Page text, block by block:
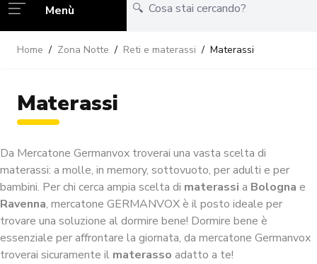
Menù
Home / Zona Notte / Reti e materassi / Materassi
Materassi
Da Mercatone Germanvox troverai una vasta scelta di
materassi: a molle, in memory, sottovuoto, per adulti e per
bambini. Per chi cerca ampia scelta di materassi a Bologna e
Ravenna, mercatone GERMANVOX è il posto ideale per
trovare una soluzione al dormire bene! Dormire bene è
essenziale per affrontare la giornata, da mercatone Germanvox
troverai sicuramente il materasso adatto a te!